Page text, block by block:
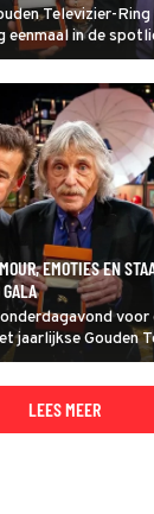
Televizier-
eenmaal in de
EMOTIES EN
voor
jaarlijkse Gouden
aantal als vorig
kijkers.
LEES MEER